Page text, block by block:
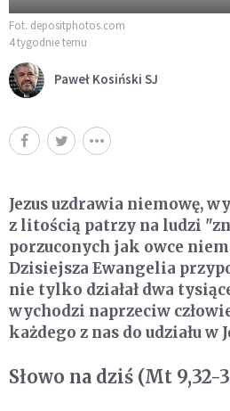
Fot. depositphotos.com
4 tygodnie temu
Paweł Kosiński SJ
Jezus uzdrawia niemowę,
z litością patrzy na ludzi
porzuconych jak owce
Dzisiejsza Ewangelia
nie tylko działał dwa
wychodzi naprzeciw
każdego z nas do udziału w
Słowo na dziś (Mt 9,32-